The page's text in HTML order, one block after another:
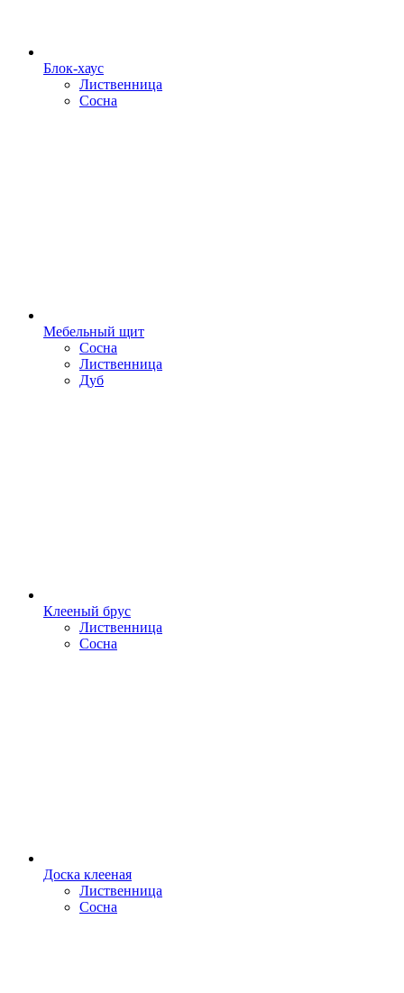
Блок-хаус
Лиственница
Сосна
Мебельный щит
Сосна
Лиственница
Дуб
Клееный брус
Лиственница
Сосна
Доска клееная
Лиственница
Сосна